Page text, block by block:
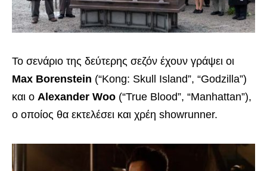
Το σενάριο της δεύτερης σεζόν έχουν γράψει οι
Max Borenstein (“Kong: Skull Island”, “Godzilla”)
και ο Alexander Woo (“True Blood”, “Manhattan”),
ο οποίος θα εκτελέσει και χρέη showrunner.